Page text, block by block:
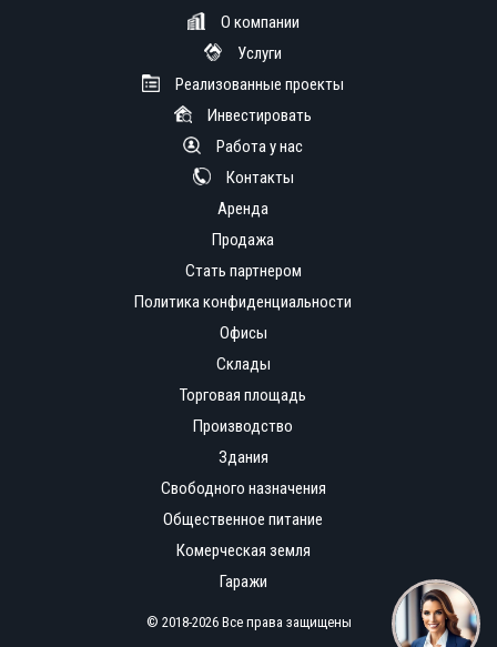
О компании
Услуги
Реализованные проекты
Инвестировать
Работа у нас
Контакты
Аренда
Продажа
Стать партнером
Политика конфиденциальности
Офисы
Склады
Торговая площадь
Производство
Здания
Свободного назначения
Общественное питание
Комерческая земля
Гаражи
© 2018-2026 Все права защищены